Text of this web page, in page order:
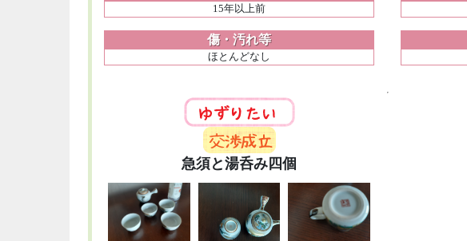
15年以上前
傷・汚れ等
ほとんどなし
急須と湯呑み四個